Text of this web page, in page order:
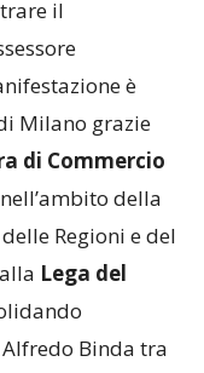
Alfredo
il
è
Milano grazie
di Commercio
della
Regioni e del
Lega del